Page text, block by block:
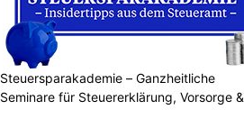
Steuersparakademie – Ganzheitliche
Seminare für Steuererklärung, Vorsorge &